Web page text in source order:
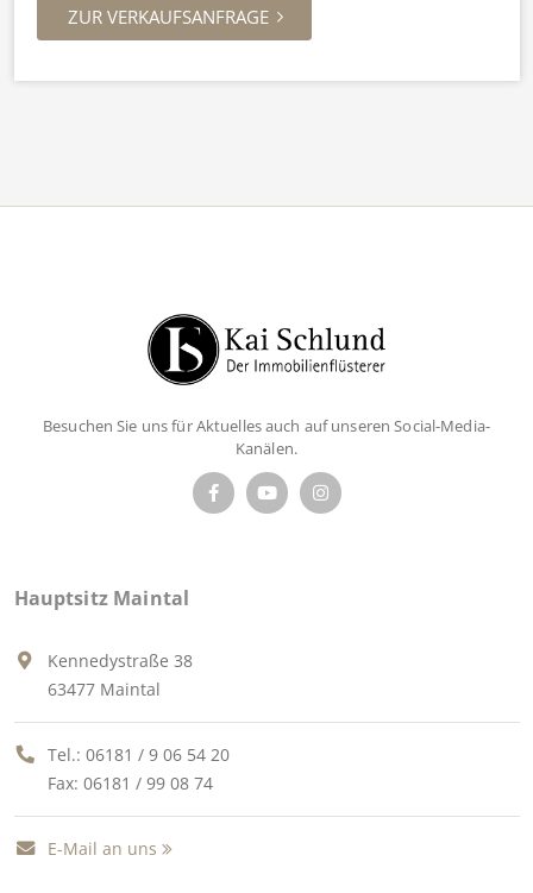
ZUR VERKAUFSANFRAGE
Besuchen Sie uns für Aktuelles auch auf unseren Social-Media-
Kanälen.
Hauptsitz Maintal
Kennedystraße 38
63477 Maintal
Tel.: 06181 / 9 06 54 20
Fax: 06181 / 99 08 74
E-Mail an uns